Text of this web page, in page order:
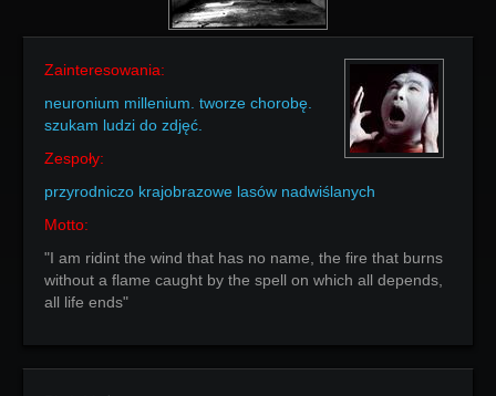
Zainteresowania:
neuronium millenium. tworze chorobę.
szukam ludzi do zdjęć.
Zespoły:
przyrodniczo krajobrazowe lasów nadwiślanych
Motto:
"I am ridint the wind that has no name, the fire that burns
without a flame caught by the spell on which all depends,
all life ends"